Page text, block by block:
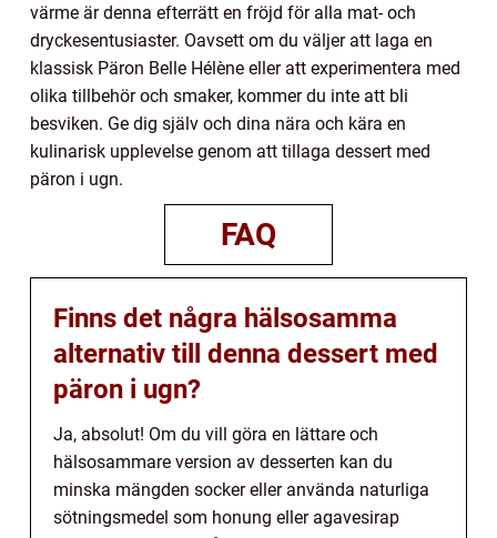
värme är denna efterrätt en fröjd för alla mat- och
dryckesentusiaster. Oavsett om du väljer att laga en
klassisk Päron Belle Hélène eller att experimentera med
olika tillbehör och smaker, kommer du inte att bli
besviken. Ge dig själv och dina nära och kära en
kulinarisk upplevelse genom att tillaga dessert med
päron i ugn.
FAQ
Finns det några hälsosamma
alternativ till denna dessert med
päron i ugn?
Ja, absolut! Om du vill göra en lättare och
hälsosammare version av desserten kan du
minska mängden socker eller använda naturliga
sötningsmedel som honung eller agavesirap